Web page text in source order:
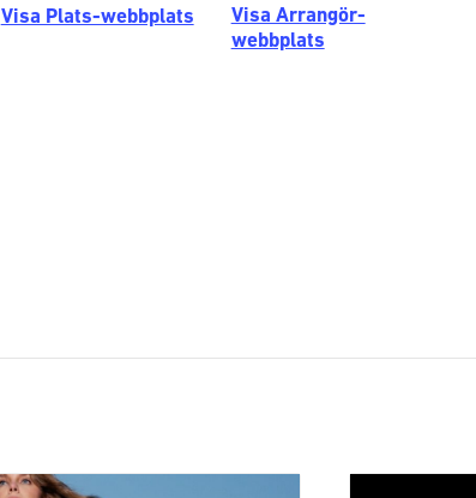
Visa Plats-webbplats
Visa Arrangör-
webbplats